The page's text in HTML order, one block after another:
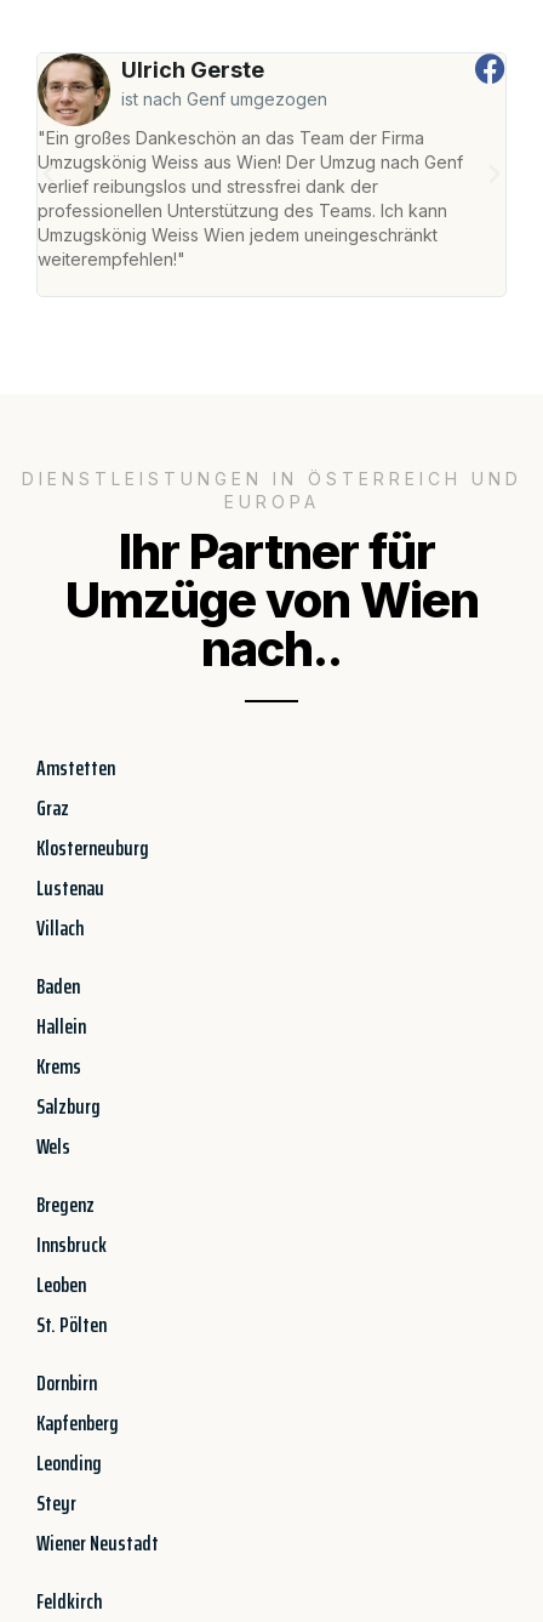
Ulrich Gerste
ist nach Genf umgezogen
"Ein großes Dankeschön an das Team der Firma
Umzugskönig Weiss aus Wien! Der Umzug nach Genf
verlief reibungslos und stressfrei dank der
professionellen Unterstützung des Teams. Ich kann
Umzugskönig Weiss Wien jedem uneingeschränkt
weiterempfehlen!"
DIENSTLEISTUNGEN IN ÖSTERREICH UND
EUROPA
Ihr Partner für
Umzüge von Wien
nach..
Amstetten
Graz
Klosterneuburg
Lustenau
Villach
Baden
Hallein
Krems
Salzburg
Wels
Bregenz
Innsbruck
Leoben
St. Pölten
Dornbirn
Kapfenberg
Leonding
Steyr
Wiener Neustadt
Feldkirch